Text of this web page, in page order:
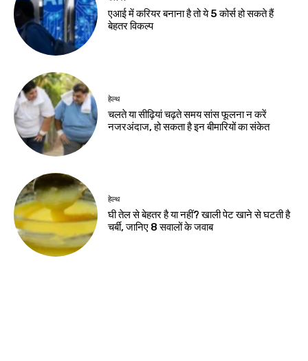
झारखंड न्यूज़
जेपीएससी-जेएसएससी
सुधार पर सरकार ने
छात्रों से मांगे सुझाव
Birsa Bhumi Live
August 8, 2026
नवीनतम लेख
की अपील